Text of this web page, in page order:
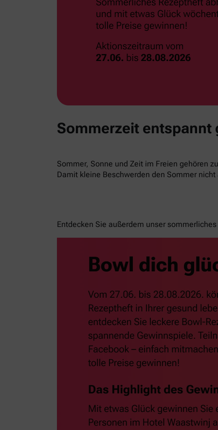
Sommerzeit entspannt
Sommer, Sonne und Zeit im Freien gehören
Damit kleine Beschwerden den Sommer
Entdecken Sie außerdem unser